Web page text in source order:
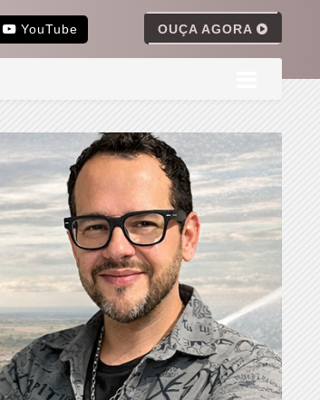
YouTube OUÇA AGORA